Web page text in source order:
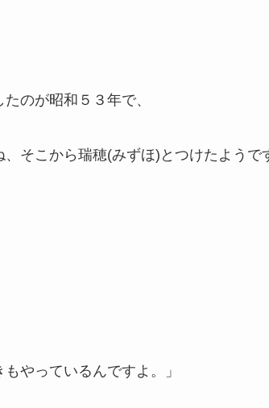
のが昭和５３年で、
そこから瑞穂(みずほ)とつけたようで
やっているんですよ。」